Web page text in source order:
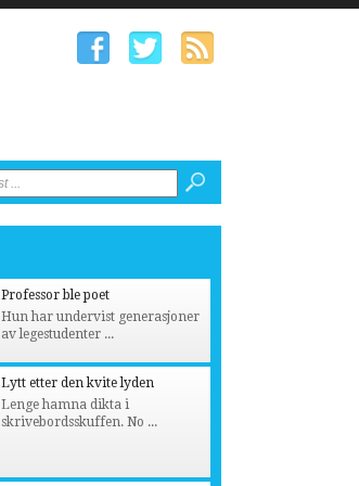
Professor ble poet
Hun har undervist generasjoner
av legestudenter ...
Lytt etter den kvite lyden
Lenge hamna dikta i
skrivebordsskuffen. No ...